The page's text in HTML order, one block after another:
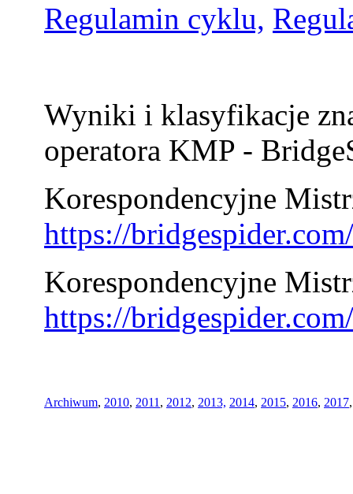
Regulamin cyklu,
Wyniki i klasyfikacje
operatora KMP -
Korespondencyjne
https://
Korespondencyjne
https://
Archiwum, 2010, 2011 , 2012, 2013, 2014, 2015, 2016, 2017